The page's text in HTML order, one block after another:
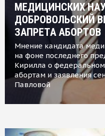
МЕДИЦИНСКИХ
ДОБРОВОЛЬСКИЙ
ЗАПРЕТА АБОРТОВ
Мнение кандидата
на фоне последнего
Кирилла о
абортам и заявления
Павловой